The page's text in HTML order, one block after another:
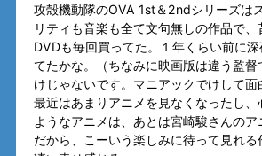
攻殻機動隊のOVA 1st＆2ndシリーズは
リティも音楽も全て文句無しの作品で
DVDも毎回買ってた。１年くらい前に
てたかな。（ちなみに映画版は違う監督
けじゃないです。マニアックでけして面
最近はあまりアニメを見なくなったし、
ようなアニメは、あとは宮崎駿さんの
だから、こーいう楽しみに待って見れる